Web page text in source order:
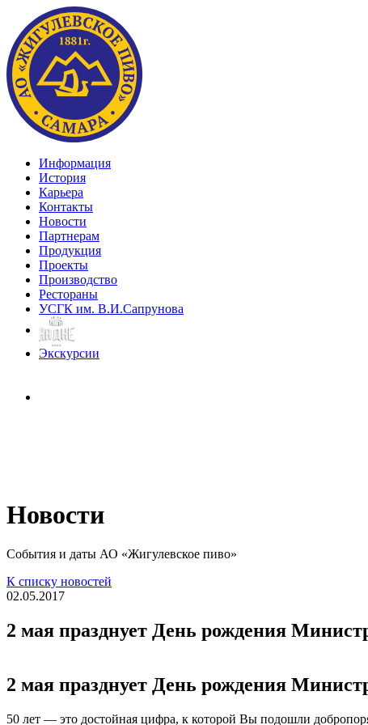
Информация
История
Карьера
Контакты
Новости
Партнерам
Продукция
Проекты
Производство
Рестораны
УСГК им. В.И.Сапрунова
Экскурсии
Новости
События и даты АО «Жигулевское пиво»
К списку новостей
02.05.2017
2 мая празднует День рождения
2 мая празднует День рождения
50 лет — это достойная цифра, к которой Вы подошли